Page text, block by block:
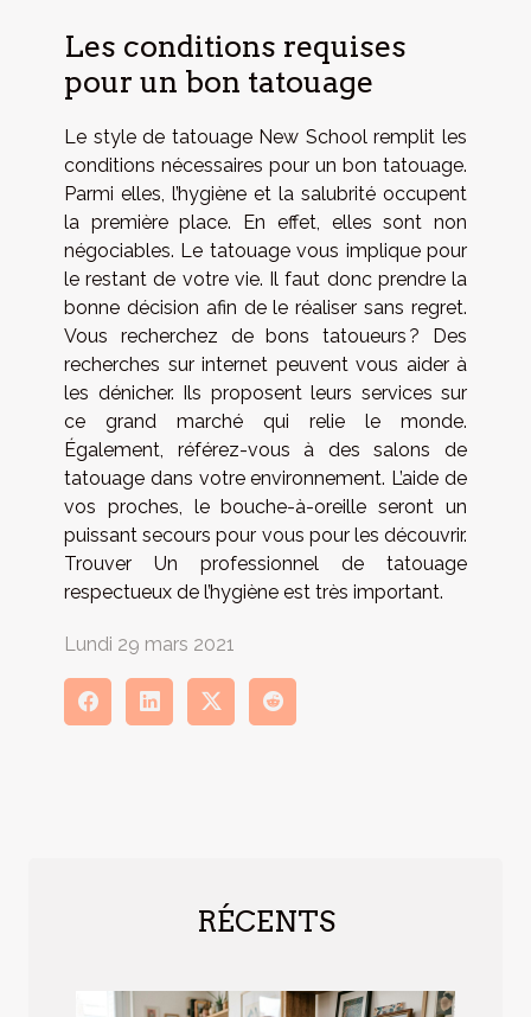
Les conditions requises
pour un bon tatouage
Le style de tatouage New School remplit les
conditions nécessaires pour un bon tatouage.
Parmi elles, l’hygiène et la salubrité occupent
la première place. En effet, elles sont non
négociables. Le tatouage vous implique pour
le restant de votre vie. Il faut donc prendre la
bonne décision afin de le réaliser sans regret.
Vous recherchez de bons tatoueurs ? Des
recherches sur internet peuvent vous aider à
les dénicher. Ils proposent leurs services sur
ce grand marché qui relie le monde.
Également, référez-vous à des salons de
tatouage dans votre environnement. L’aide de
vos proches, le bouche-à-oreille seront un
puissant secours pour vous pour les découvrir.
Trouver Un professionnel de tatouage
respectueux de l’hygiène est très important.
Lundi 29 mars 2021
RÉCENTS